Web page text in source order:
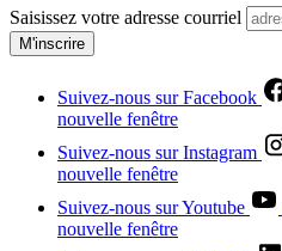
Saisissez votre adresse courriel
M'inscrire
Suivez-nous sur Facebook
nouvelle fenêtre
Suivez-nous sur Instagram
nouvelle fenêtre
Suivez-nous sur Youtube
nouvelle fenêtre